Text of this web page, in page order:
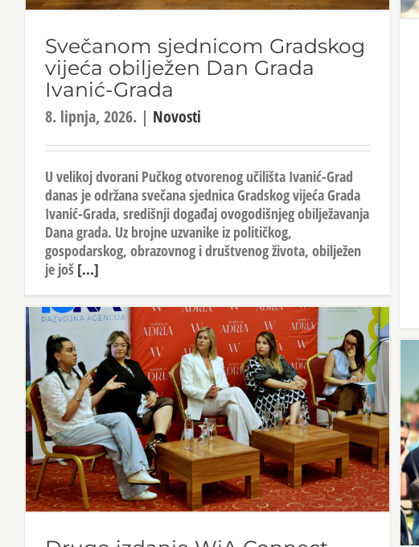
Svečanom sjednicom Gradskog
vijeća obilježen Dan Grada
Ivanić-Grada
8. lipnja, 2026. | Novosti
U velikoj dvorani Pučkog otvorenog učilišta Ivanić-Grad
danas je održana svečana sjednica Gradskog vijeća Grada
Ivanić-Grada, središnji događaj ovogodišnjeg obilježavanja
Dana grada. Uz brojne uzvanike iz političkog,
gospodarskog, obrazovnog i društvenog života, obilježen
je još [...]